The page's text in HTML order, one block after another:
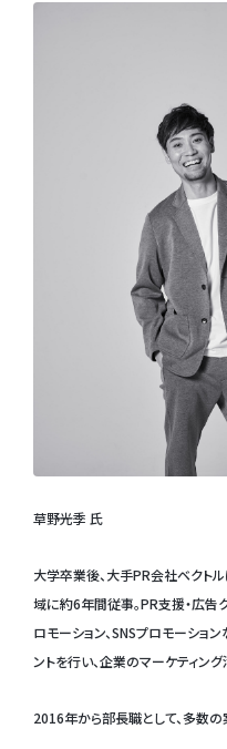
草野光季 氏
大学卒業後、大手PR会社ベクトル
域に約6年間従事。PR支援・広告
ロモーション、SNSプロモーショ
ントを行い、企業のマーケティング
2016年から部長職として、多数の